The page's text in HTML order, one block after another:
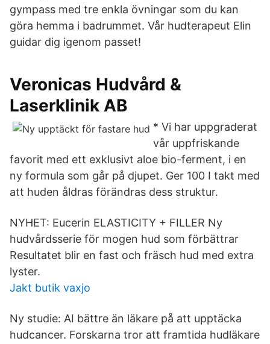
gympass med tre enkla övningar som du kan
göra hemma i badrummet. Vår hudterapeut Elin
guidar dig igenom passet!
Veronicas Hudvård &
Laserklinik AB
* Vi har uppgraderat
vår uppfriskande
favorit med ett exklusivt aloe bio-ferment, i en
ny formula som går på djupet. Ger 100 I takt med
att huden åldras förändras dess struktur.
NYHET: Eucerin ELASTICITY + FILLER Ny
hudvårdsserie för mogen hud som förbättrar
Resultatet blir en fast och fräsch hud med extra
lyster.
Jakt butik vaxjo
Ny studie: AI bättre än läkare på att upptäcka
hudcancer. Forskarna tror att framtida hudläkare